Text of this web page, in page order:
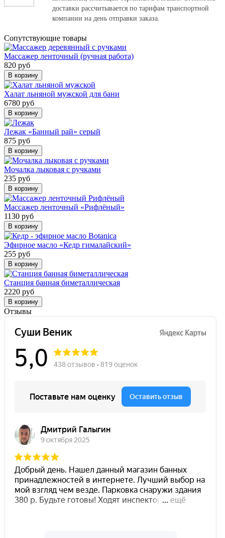
доставки рассчитывается по тарифам транспортной
компании на день отправки заказа.
Cопутствующие товары
Массажер ленточный (ручная работа)
820 руб
В корзину
Халат льняной мужской для бани
6780 руб
В корзину
Лежак «Банный рай» серый
875 руб
В корзину
Мочалка лыковая с ручками
235 руб
В корзину
Массажер ленточный «Рифлёный»
1130 руб
В корзину
Эфирное масло «Кедр гималайский»
255 руб
В корзину
Станция банная биметаллическая
2220 руб
В корзину
Отзывы